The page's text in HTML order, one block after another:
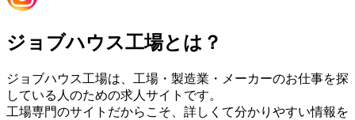
ジョブハウス工場とは？
ジョブハウス工場は、工場・製造業・メーカーのお仕事を探
している人のための求人サイトです。
工場専門のサイトだからこそ、詳しくて分かりやすい情報を